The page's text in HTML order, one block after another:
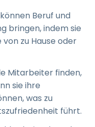
Beruf und
bringen, indem sie
zu Hause oder
Mitarbeiter finden,
sie ihre
was zu
führt.